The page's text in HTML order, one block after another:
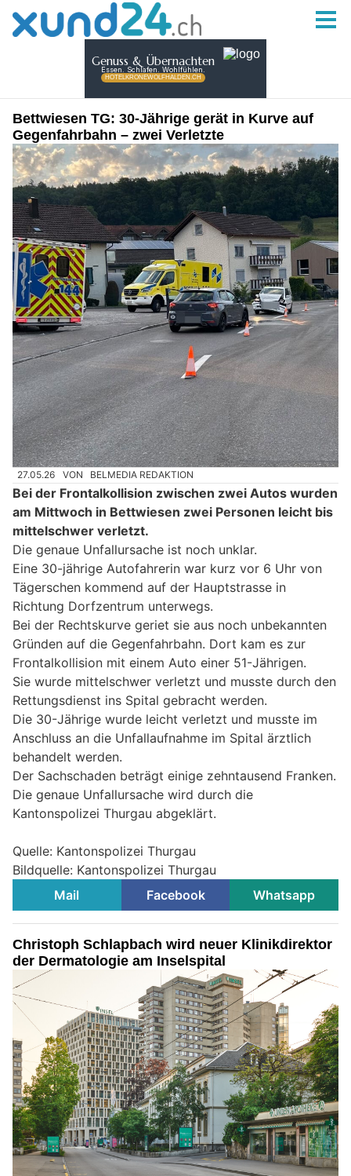
Bettwiesen TG: 30-Jährige gerät in Kurve auf
Gegenfahrbahn – zwei Verletzte
27.05.26 VON BELMEDIA REDAKTION
Bei der Frontalkollision zwischen zwei Autos wurden
am Mittwoch in Bettwiesen zwei Personen leicht bis
mittelschwer verletzt.
Die genaue Unfallursache ist noch unklar.
Eine 30-jährige Autofahrerin war kurz vor 6 Uhr von
Tägerschen kommend auf der Hauptstrasse in
Richtung Dorfzentrum unterwegs.
Bei der Rechtskurve geriet sie aus noch unbekannten
Gründen auf die Gegenfahrbahn. Dort kam es zur
Frontalkollision mit einem Auto einer 51-Jährigen.
Sie wurde mittelschwer verletzt und musste durch den
Rettungsdienst ins Spital gebracht werden.
Die 30-Jährige wurde leicht verletzt und musste im
Anschluss an die Unfallaufnahme im Spital ärztlich
behandelt werden.
Der Sachschaden beträgt einige zehntausend Franken.
Die genaue Unfallursache wird durch die
Kantonspolizei Thurgau abgeklärt.
Quelle: Kantonspolizei Thurgau
Bildquelle: Kantonspolizei Thurgau
Mail
Facebook Whatsapp
Christoph Schlapbach wird neuer Klinikdirektor
der Dermatologie am Inselspital